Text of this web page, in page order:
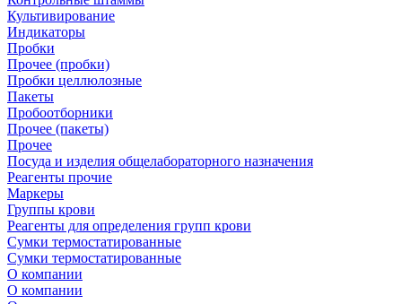
Культивирование
Индикаторы
Пробки
Прочее (пробки)
Пробки целлюлозные
Пакеты
Пробоотборники
Прочее (пакеты)
Прочее
Посуда и изделия общелабораторного назначения
Реагенты прочие
Маркеры
Группы крови
Реагенты для определения групп крови
Сумки термостатированные
Сумки термостатированные
О компании
О компании